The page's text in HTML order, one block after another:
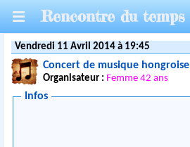
Rencontre du temps
Vendredi 11 Avril 2014 à 19:45
Concert de musique hongroise
Organisateur : Femme 42 ans
Infos